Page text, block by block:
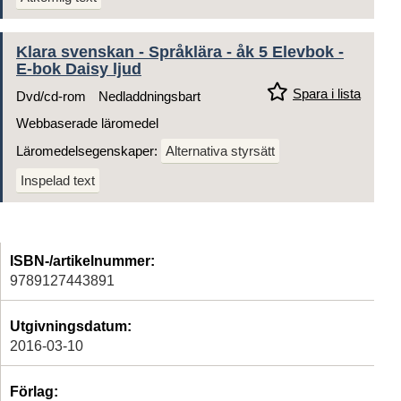
Klara svenskan - Språklära - åk 5 Elevbok -
E-bok Daisy ljud
Spara i lista
Dvd/cd-rom
Nedladdningsbart
Webbaserade läromedel
Läromedelsegenskaper: Alternativa styrsätt
Inspelad text
ISBN-/artikelnummer:
9789127443891
Utgivningsdatum:
2016-03-10
Förlag: